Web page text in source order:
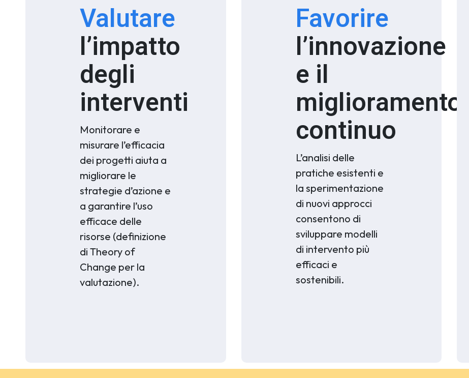
Valutare
l’impatto
degli
interventi
Monitorare e
misurare l’efficacia
dei progetti aiuta a
migliorare le
strategie d’azione e
a garantire l’uso
efficace delle
risorse (definizione
di Theory of
Change per la
valutazione).
Favorire
l’innovazione
e il
miglioramento
continuo
L’analisi delle
pratiche esistenti e
la sperimentazione
di nuovi approcci
consentono di
sviluppare modelli
di intervento più
efficaci e
sostenibili.